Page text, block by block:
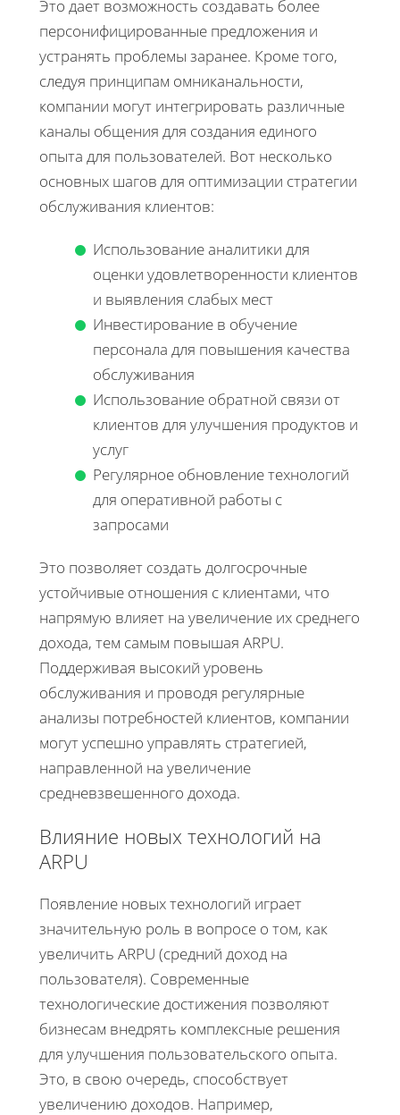
Это дает возможность создавать более
персонифицированные предложения и
устранять проблемы заранее. Кроме того,
следуя принципам омниканальности,
компании могут интегрировать различные
каналы общения для создания единого
опыта для пользователей. Вот несколько
основных шагов для оптимизации стратегии
обслуживания клиентов:
Использование аналитики для
оценки удовлетворенности клиентов
и выявления слабых мест
Инвестирование в обучение
персонала для повышения качества
обслуживания
Использование обратной связи от
клиентов для улучшения продуктов и
услуг
Регулярное обновление технологий
для оперативной работы с
запросами
Это позволяет создать долгосрочные
устойчивые отношения с клиентами, что
напрямую влияет на увеличение их среднего
дохода, тем самым повышая ARPU.
Поддерживая высокий уровень
обслуживания и проводя регулярные
анализы потребностей клиентов, компании
могут успешно управлять стратегией,
направленной на увеличение
средневзвешенного дохода.
Влияние новых технологий на
ARPU
Появление новых технологий играет
значительную роль в вопросе о том, как
увеличить ARPU (средний доход на
пользователя). Современные
технологические достижения позволяют
бизнесам внедрять комплексные решения
для улучшения пользовательского опыта.
Это, в свою очередь, способствует
увеличению доходов. Например,